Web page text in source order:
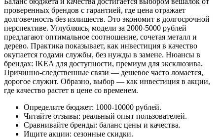
проверенных брендов с гарантией, где цена отражает
долговечность без излишеств. Это экономит в долгосрочной
перспективе. Углубляясь, модели за 2000-5000 рублей
предлагают оптимальное соотношение, сочетая металл и
дерево. Практика показывает, как инвестиция в качество
окупается годами службы, без нужды в замене. Нюансы в
брендах: IKEA для доступности, премиум для эксклюзива.
Причинно-следственные связи — дешевое часто ломается,
дорогое служит. Образно, выбор — как инвестиция в акции,
где качество растет в цене со временем.
Определите бюджет: 1000-10000 рублей.
Читайте отзывы: реальный опыт пользователей.
Сравнивайте бренды: баланс цены и качества.
Ищите акции: сезонные скидки.